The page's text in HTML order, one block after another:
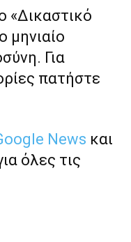
«Δικαστικό
μηνιαίο
Για
πατήστε
News και
όλες τις